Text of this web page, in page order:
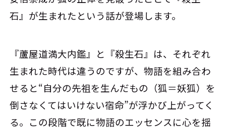
石』が生まれたという話が登場します。
『蘆屋道満大内鑑』と『殺生石』は、それぞれ
生まれた時代は違うのですが、物語を組み合わ
せると“自分の先祖を生んだもの（狐＝妖狐）を
倒さなくてはいけない宿命”が浮かび上がってく
る。この段階で既に物語のエッセンスに心を揺